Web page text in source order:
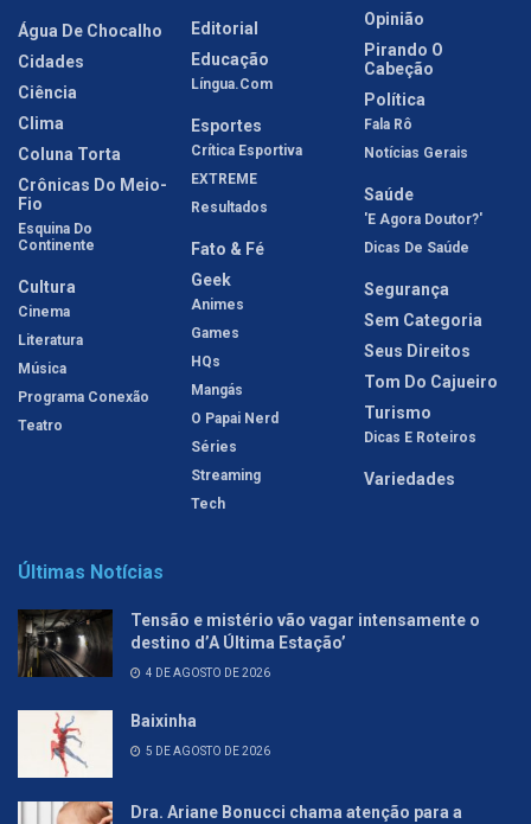
Água De Chocalho
Cidades
Ciência
Clima
Coluna Torta
Crônicas Do Meio-
Fio
Esquina Do
Continente
Cultura
Cinema
Literatura
Música
Programa Conexão
Teatro
Editorial
Educação
Língua.com
Esportes
Crítica Esportiva
EXTREME
Resultados
Fato & Fé
Geek
Animes
Games
HQs
Mangás
O Papai Nerd
Séries
Streaming
Tech
Opinião
Pirando O
Cabeção
Política
Fala Rô
Notícias Gerais
Saúde
'E Agora Doutor?'
Dicas De Saúde
Segurança
Sem Categoria
Seus Direitos
Tom Do Cajueiro
Turismo
Dicas E Roteiros
Variedades
Últimas Notícias
Tensão e mistério vão vagar intensamente o
destino d’A Última Estação’
4 DE AGOSTO DE 2026
Baixinha
5 DE AGOSTO DE 2026
Dra. Ariane Bonucci chama atenção para a